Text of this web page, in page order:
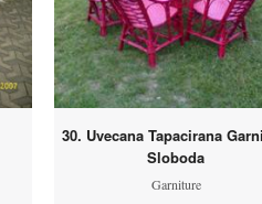
30. Uvecana Tapacirana
Sloboda
Garniture